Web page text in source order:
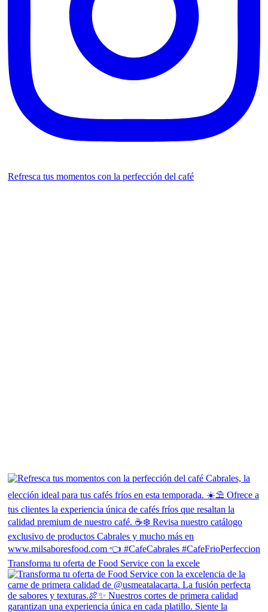
Refresca tus momentos con la perfección del café
Transforma tu oferta de Food Service con la excele